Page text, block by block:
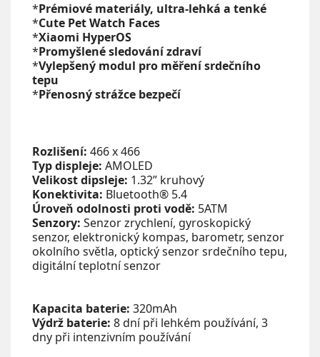
*Prémiové materiály, ultra-lehká a tenké
*Cute Pet Watch Faces
*Xiaomi HyperOS
*Promyšlené sledování zdraví
*Vylepšený modul pro měření srdečního
tepu
*Přenosný strážce bezpečí
Rozlišení: 466 x 466
Typ displeje: AMOLED
Velikost dipsleje: 1.32” kruhový
Konektivita: Bluetooth® 5.4
Úroveň odolnosti proti vodě: 5ATM
Senzory: Senzor zrychlení, gyroskopický
senzor, elektronický kompas, barometr, senzor
okolního světla, optický senzor srdečního tepu,
digitální teplotní senzor
Kapacita baterie: 320mAh
Výdrž baterie: 8 dní při lehkém používání, 3
dny při intenzivním používání